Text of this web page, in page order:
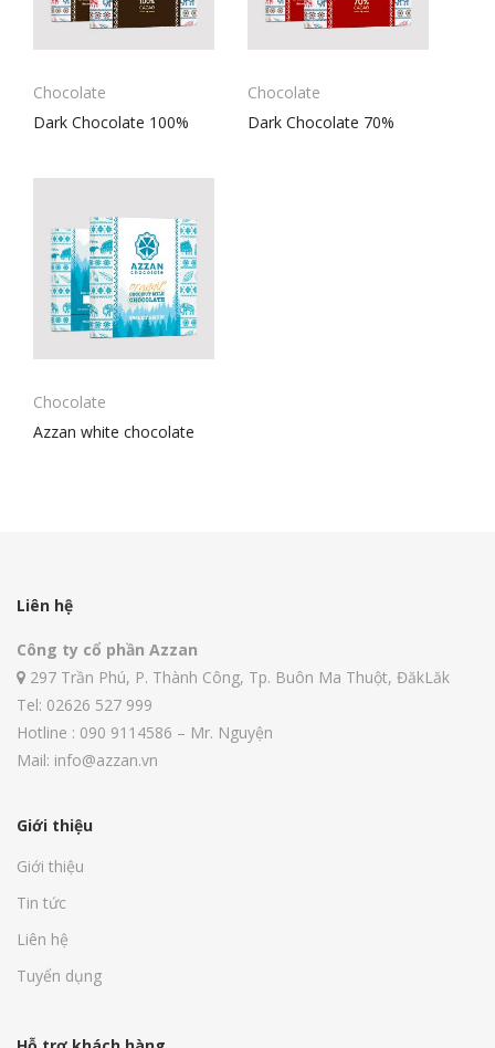
Chocolate
Dark Chocolate 100%
Chocolate
Dark Chocolate 70%
Chocolate
Azzan white chocolate
Liên hệ
Công ty cổ phần Azzan
297 Trần Phú, P. Thành Công, Tp. Buôn Ma Thuột, ĐăkLăk
Tel: 02626 527 999
Hotline : 090 9114586 – Mr. Nguyện
Mail: info@azzan.vn
Giới thiệu
Giới thiệu
Tin tức
Liên hệ
Tuyển dụng